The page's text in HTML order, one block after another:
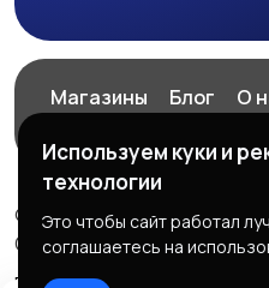
Магазины Блог
О
© 2026 ExZz.ru -
ООО "ЭКЗЗ", ОГРН:
Используем куки и
технологии
Это чтобы сайт работал
соглашаетесь на